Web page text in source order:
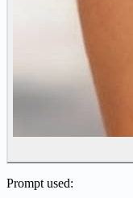
Prompt used: